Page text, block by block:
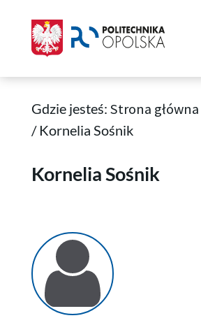
Gdzie jesteś: Strona główna
/ Kornelia Sośnik
Kornelia Sośnik